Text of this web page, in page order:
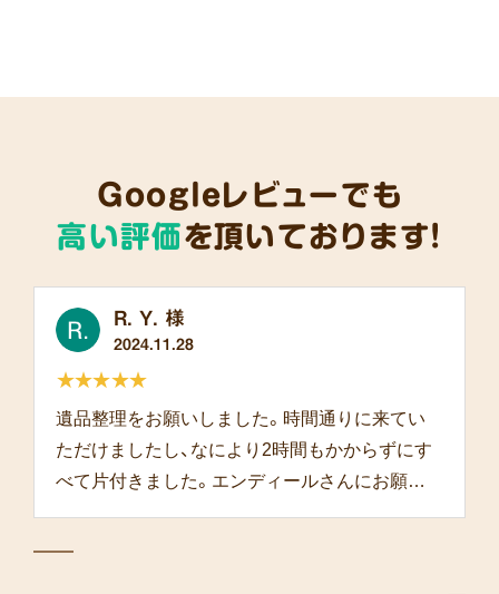
Googleレビューでも
高い評価を頂いております!
R. Y. 様
2024.11.28
遺品整理をお願いしました。時間通りに来てい
ただけましたし、なにより2時間もかからずにす
べて片付きました。エンディールさんにお願い
★★★★★